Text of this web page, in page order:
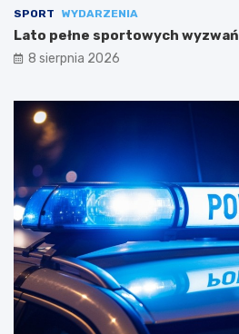
SPORT WYDARZENIA
Lato pełne sportowych wyzwań
8 sierpnia 2026